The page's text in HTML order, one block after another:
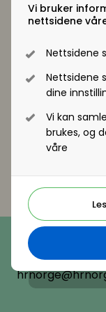
Vi bruker
nettsidene
Nettsidene
Nettsidene
dine
Vi kan
brukes, og
våre
https://
Telefon
(+47) 22 11 11 22
E-post